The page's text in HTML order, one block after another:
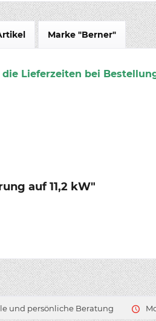
Marke "Berner"
Lieferzeiten bei
auf 11,2 kW"
und persönliche Beratung